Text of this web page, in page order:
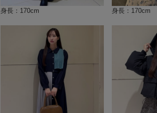
身長：170cm 身長：170cm